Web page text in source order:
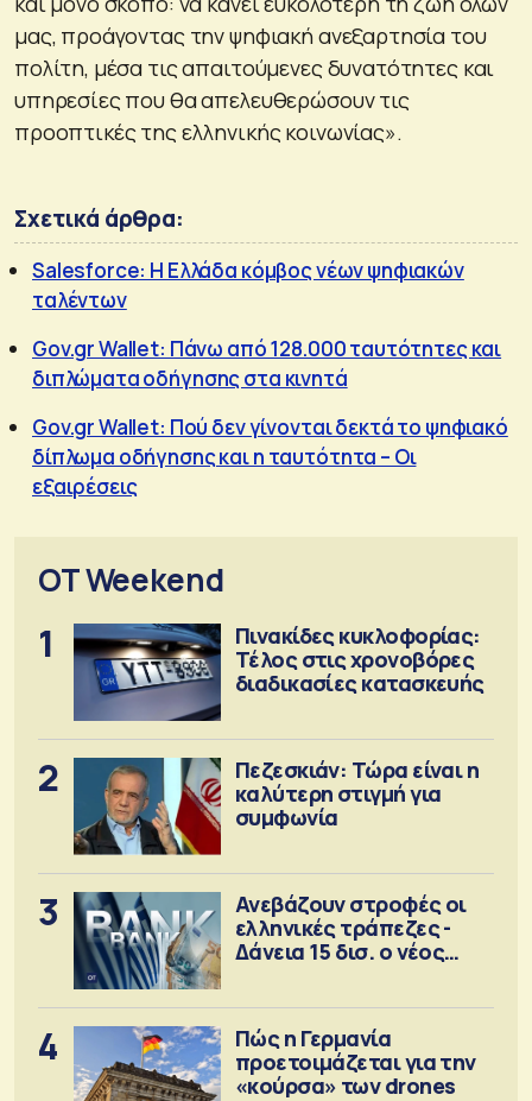
μας, προάγοντας την ψηφιακή ανεξαρτησία του
πολίτη, μέσα τις απαιτούμενες δυνατότητες και
υπηρεσίες που θα απελευθερώσουν τις
προοπτικές της ελληνικής κοινωνίας».
Σχετικά άρθρα:
Salesforce: Η Ελλάδα κόμβος νέων ψηφιακών
ταλέντων
Gov.gr Wallet: Πάνω από 128.000 ταυτότητες και
διπλώματα οδήγησης στα κινητά
Gov.gr Wallet: Πού δεν γίνονται δεκτά το ψηφιακό
δίπλωμα οδήγησης και η ταυτότητα – Οι
εξαιρέσεις
OT Weekend
1
Πινακίδες κυκλοφορίας:
Τέλος στις χρονοβόρες
διαδικασίες κατασκευής
2
Πεζεσκιάν: Τώρα είναι η
καλύτερη στιγμή για
συμφωνία
3
Ανεβάζουν στροφές οι
ελληνικές τράπεζες -
Δάνεια 15 δισ. ο νέος
4
Πώς η Γερμανία
προετοιμάζεται για την
«κούρσα» των drones